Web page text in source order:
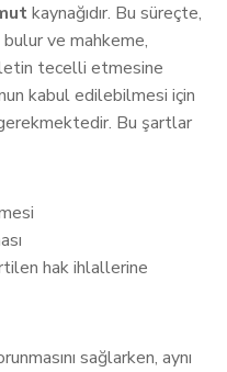
kaynağıdır. Bu süreçte,
bulur ve mahkeme,
tecelli etmesine
kabul edilebilmesi için
Bu şartlar
hak ihlallerine
sağlarken, aynı